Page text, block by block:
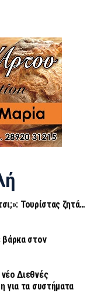
Τουρίστας ζητά…
στον
Διεθνές
για τα συστήματα